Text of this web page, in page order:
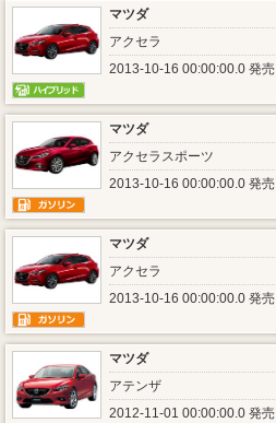
マツダ
アクセラ
2013-10-16 00:00:00.0 発売
マツダ
アクセラスポーツ
2013-10-16 00:00:00.0 発売
マツダ
アクセラ
2013-10-16 00:00:00.0 発売
マツダ
アテンザ
2012-11-01 00:00:00.0 発売